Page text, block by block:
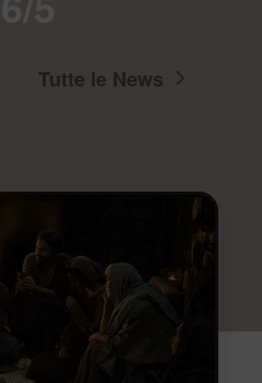
Tutte le News